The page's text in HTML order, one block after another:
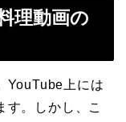
理動画の
YouTube上には
す。しかし、こ